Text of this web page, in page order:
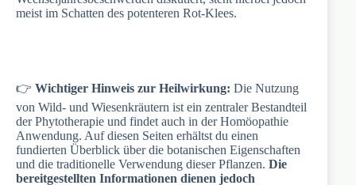
meist im Schatten des potenteren Rot-Klees.
👉 Wichtiger Hinweis zur Heilwirkung: Die Nutzung
von Wild- und Wiesenkräutern ist ein zentraler Bestandteil
der Phytotherapie und findet auch in der Homöopathie
Anwendung. Auf diesen Seiten erhältst du einen
fundierten Überblick über die botanischen Eigenschaften
und die traditionelle Verwendung dieser Pflanzen. Die
bereitgestellten Informationen dienen jedoch